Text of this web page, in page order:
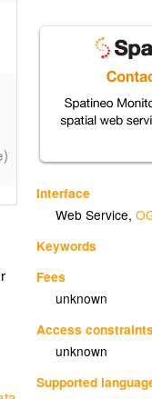
Interface
Web Service,
Keywords
Fees
unknown
Access
unknown
Supported